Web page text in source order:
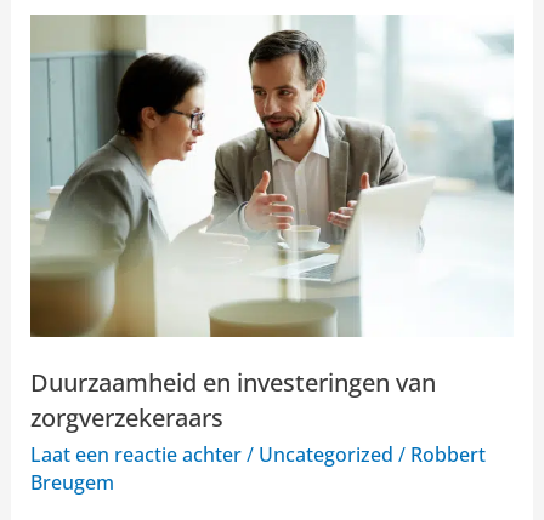
Duurzaamheid en investeringen van
zorgverzekeraars
Laat een reactie achter/ Uncategorized / Robbert
Breugem
en
investeringen
zorgverzekeraars